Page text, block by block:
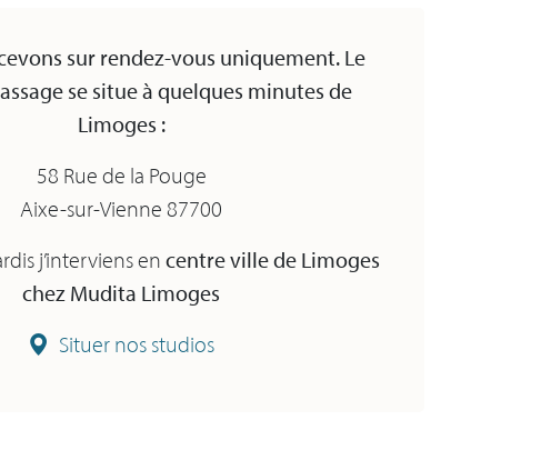
sur rendez-vous uniquement. Le
se situe à quelques minutes de
Limoges :
58 Rue de la Pouge
Aixe-sur-Vienne 87700
j’interviens en centre ville de Limoges
chez Mudita Limoges
Situer nos studios